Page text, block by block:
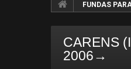
FUNDAS
CARENS
2006→